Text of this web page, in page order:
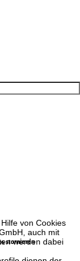
von Cookies
auch mit
werden dabei
stornieren